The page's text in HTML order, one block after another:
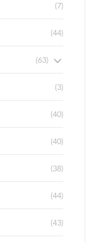
(7)
(44)
(63)
(3)
(40)
(40)
(38)
(44)
(43)